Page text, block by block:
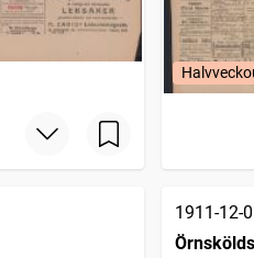
1911-12-